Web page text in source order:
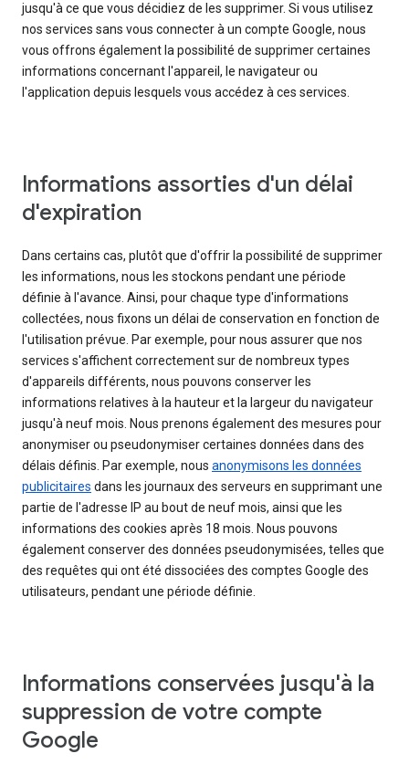
jusqu'à ce que vous décidiez de les supprimer. Si vous utilisez
nos services sans vous connecter à un compte Google, nous
vous offrons également la possibilité de supprimer certaines
informations concernant l'appareil, le navigateur ou
l'application depuis lesquels vous accédez à ces services.
Informations assorties d'un délai
d'expiration
Dans certains cas, plutôt que d'offrir la possibilité de supprimer
les informations, nous les stockons pendant une période
définie à l'avance. Ainsi, pour chaque type d'informations
collectées, nous fixons un délai de conservation en fonction de
l'utilisation prévue. Par exemple, pour nous assurer que nos
services s'affichent correctement sur de nombreux types
d'appareils différents, nous pouvons conserver les
informations relatives à la hauteur et la largeur du navigateur
jusqu'à neuf mois. Nous prenons également des mesures pour
anonymiser ou pseudonymiser certaines données dans des
délais définis. Par exemple, nous anonymisons les données
publicitaires dans les journaux des serveurs en supprimant une
partie de l'adresse IP au bout de neuf mois, ainsi que les
informations des cookies après 18 mois. Nous pouvons
également conserver des données pseudonymisées, telles que
des requêtes qui ont été dissociées des comptes Google des
utilisateurs, pendant une période définie.
Informations conservées jusqu'à la
suppression de votre compte
Google